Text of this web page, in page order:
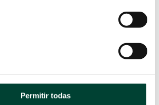
Permitir todas
APRENDIDAS